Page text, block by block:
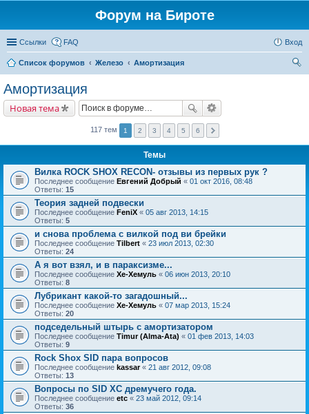
Форум на Бироте
Ссылки FAQ Вход
Список форумов Железо
Амортизация
Амортизация
Новая тема
117 тем 1 2 3 4 5 6
Темы
Вилка ROCK SHOX RECON- отзывы из первых рук ?
Последнее сообщение Евгений Добрый « 01 окт 2016, 08:48
Ответы: 15
Теория задней подвески
Последнее сообщение FeniX « 05 авг 2013, 14:15
Ответы: 5
и снова проблема с вилкой под ви брейки
Последнее сообщение Tilbert « 23 июл 2013, 02:30
Ответы: 24
А я вот взял, и в параксизме...
Последнее сообщение Хе-Хемуль « 06 июн 2013, 20:10
Ответы: 8
Лубрикант какой-то загадошный...
Последнее сообщение Хе-Хемуль « 07 мар 2013, 15:24
Ответы: 20
подседельный штырь с амортизатором
Последнее сообщение Timur (Alma-Ata) « 01 фев 2013, 14:03
Ответы: 9
Rock Shox SID пара вопросов
Последнее сообщение kassar« 21 авг 2012, 09:08
Ответы: 13
Вопросы по SID XC дремучего года.
Последнее сообщение etc « 23 май 2012, 09:14
Ответы: 36